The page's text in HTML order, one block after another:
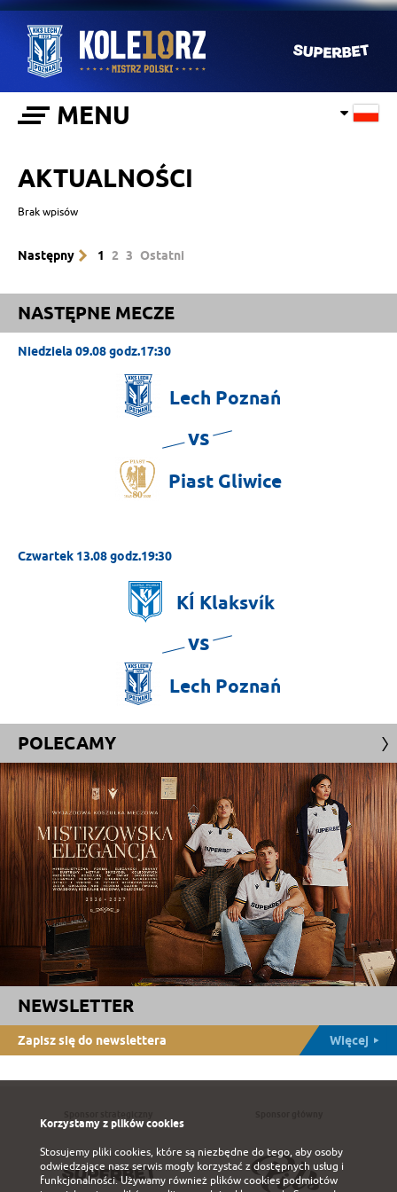
MENU
AKTUALNOŚCI
Brak wpisów
Następny 1 2 3 Ostatni
NASTĘPNE MECZE
Niedziela 09.08 godz.17:30
Lech Poznań
vs
Piast Gliwice
Czwartek 13.08 godz.19:30
KÍ Klaksvík
vs
Lech Poznań
POLECAMY
NEWSLETTER
Zapisz się do newslettera Więcej
Korzystamy z plików cookies
Stosujemy pliki cookies, które są niezbędne do tego, aby osoby
odwiedzające nasz serwis mogły korzystać z dostępnych usług i
funkcjonalności. Używamy również plików cookies podmiotów